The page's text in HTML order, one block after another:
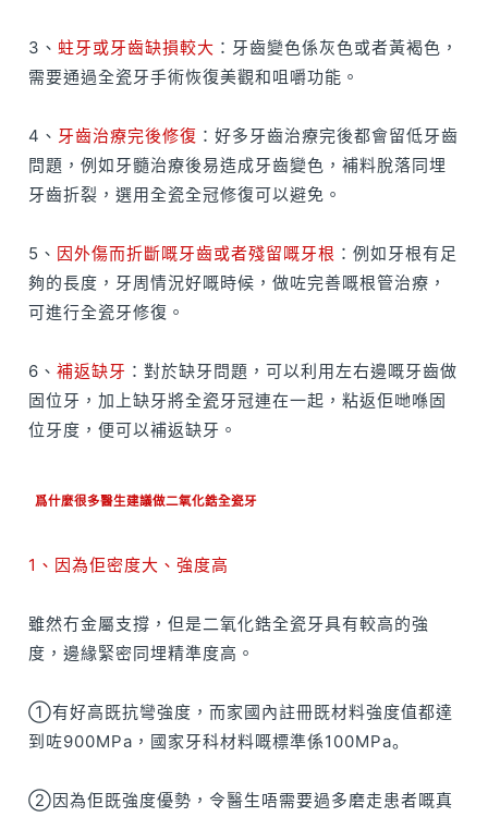
3、蛀牙或牙齒缺損較大 ：牙齒變色係灰色或者黃褐色，
需要通過全瓷牙手術恢復美觀和咀嚼功能。
4、 牙齒治療完後修復 ：好多牙齒治療完後都會留低牙齒
問題，例如牙髓治療後易造成牙齒變色，補料脫落同埋
牙齒折裂，選用全瓷全冠修復可以避免。
5、 因外傷而折斷嘅牙齒或者殘留嘅牙根 ：例如牙根有足
夠的長度，牙周情況好嘅時候，做咗完善嘅根管治療，
可進行全瓷牙修復。
6、補返缺牙 ：對於缺牙問題，可以利用左右邊嘅牙齒做
固位牙，加上缺牙將全瓷牙冠連在一起，粘返佢哋喺固
位牙度，便可以補返缺牙。
爲什麼很多醫生建議做二氧化鋯全瓷牙
1、因為佢密度大、強度高
雖然冇金屬支撐，但是二氧化鋯全瓷牙具有較高的強
度，邊緣緊密同埋精準度高。
①有好高既抗彎強度，而家國內註冊既材料強度值都達
到咗900MPa，國家牙科材料嘅標準係100MPa。
②因為佢既強度優勢，令醫生唔需要過多磨走患者嘅真